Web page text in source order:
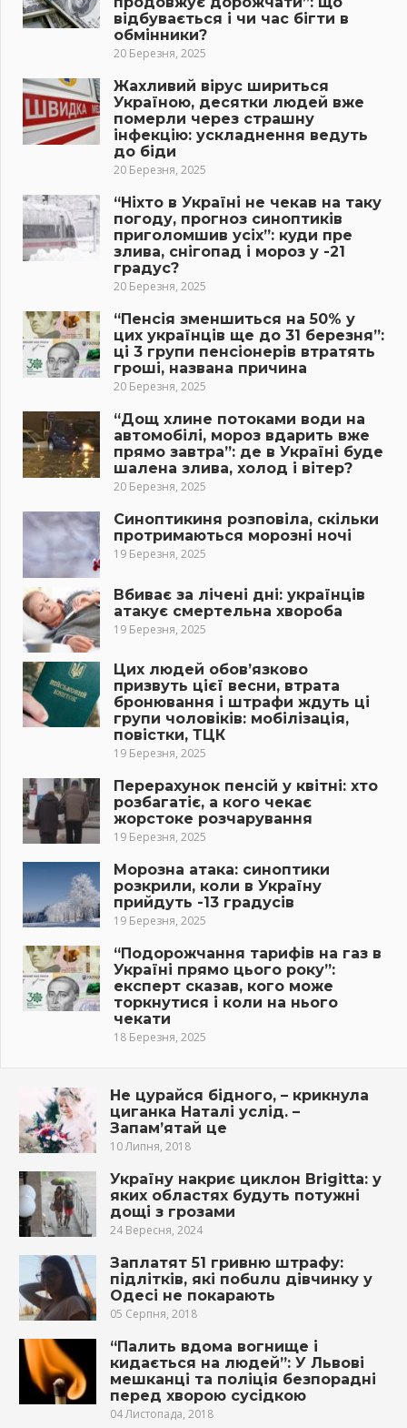
відбувається і чи час бігти в
обмінники?
20 Березня, 2025
Жахливий вірус шириться
Україною, десятки людей вже
померли через страшну
інфекцію: ускладнення ведуть
до біди
20 Березня, 2025
“Ніхто в Україні не чекав на таку
погоду, прогноз синоптиків
приголомшив усіх”: куди пре
злива, снігопад і мороз у -21
градус?
20 Березня, 2025
“Пенсія зменшиться на 50% у
цих українців ще до 31 березня”:
ці 3 групи пенсіонерів втратять
гроші, названа причина
20 Березня, 2025
“Дощ хлине потоками води на
автомобілі, мороз вдарить вже
прямо завтра”: де в Україні буде
шалена злива, холод і вітер?
20 Березня, 2025
Синоптикиня розповіла, скільки
протримаються морозні ночі
19 Березня, 2025
Вбиває за лічені дні: українців
атакує смертельна хвороба
19 Березня, 2025
Цих людей обов’язково
призвуть цієї весни, втрата
бронювання і штрафи ждуть ці
групи чоловіків: мобілізація,
повістки, ТЦК
19 Березня, 2025
Перерахунок пенсій у квітні: хто
розбагатіє, а кого чекає
жорстоке розчарування
19 Березня, 2025
Морозна атака: синоптики
розкрили, коли в Україну
прийдуть -13 градусів
19 Березня, 2025
“Подорожчання тарифів на газ в
Україні прямо цього року”:
експерт сказав, кого може
торкнутися і коли на нього
чекати
18 Березня, 2025
Не цурайся бідного, – крикнула
циганка Наталі услід. –
Запам’ятай це
10 Липня, 2018
Україну накриє циклон Brigitta: у
яких областях будуть потужні
дощі з грозами
24 Вересня, 2024
Заплатят 51 гривню штрафу:
підлітків, які пoбuлu дівчинку у
Одесі не покаpають
05 Серпня, 2018
“Палить вдома вогнище і
кидається на людей”: У Львові
мешканці та поліція безпорадні
перед хворою сусідкою
04 Листопада, 2018